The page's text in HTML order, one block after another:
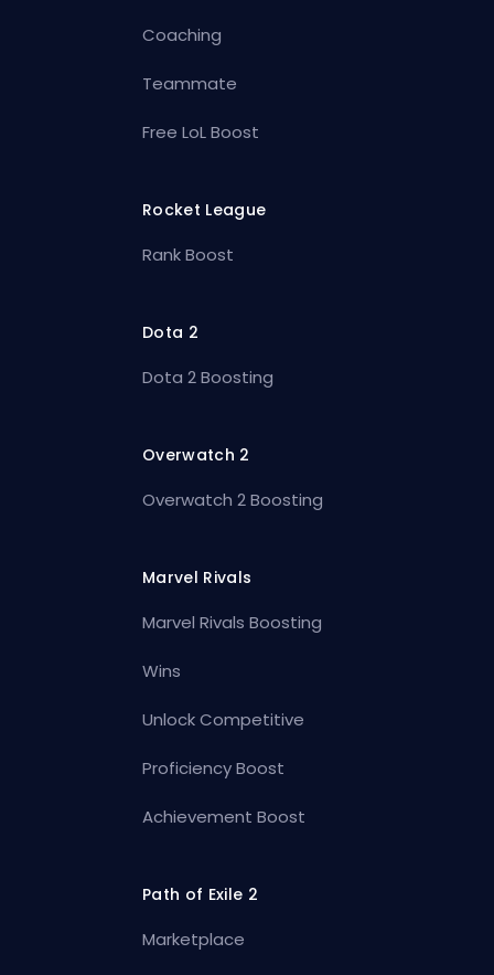
Coaching
Teammate
Free LoL Boost
Rocket League
Rank Boost
Dota 2
Dota 2 Boosting
Overwatch 2
Overwatch 2 Boosting
Marvel Rivals
Marvel Rivals Boosting
Wins
Unlock Competitive
Proficiency Boost
Achievement Boost
Path of Exile 2
Marketplace